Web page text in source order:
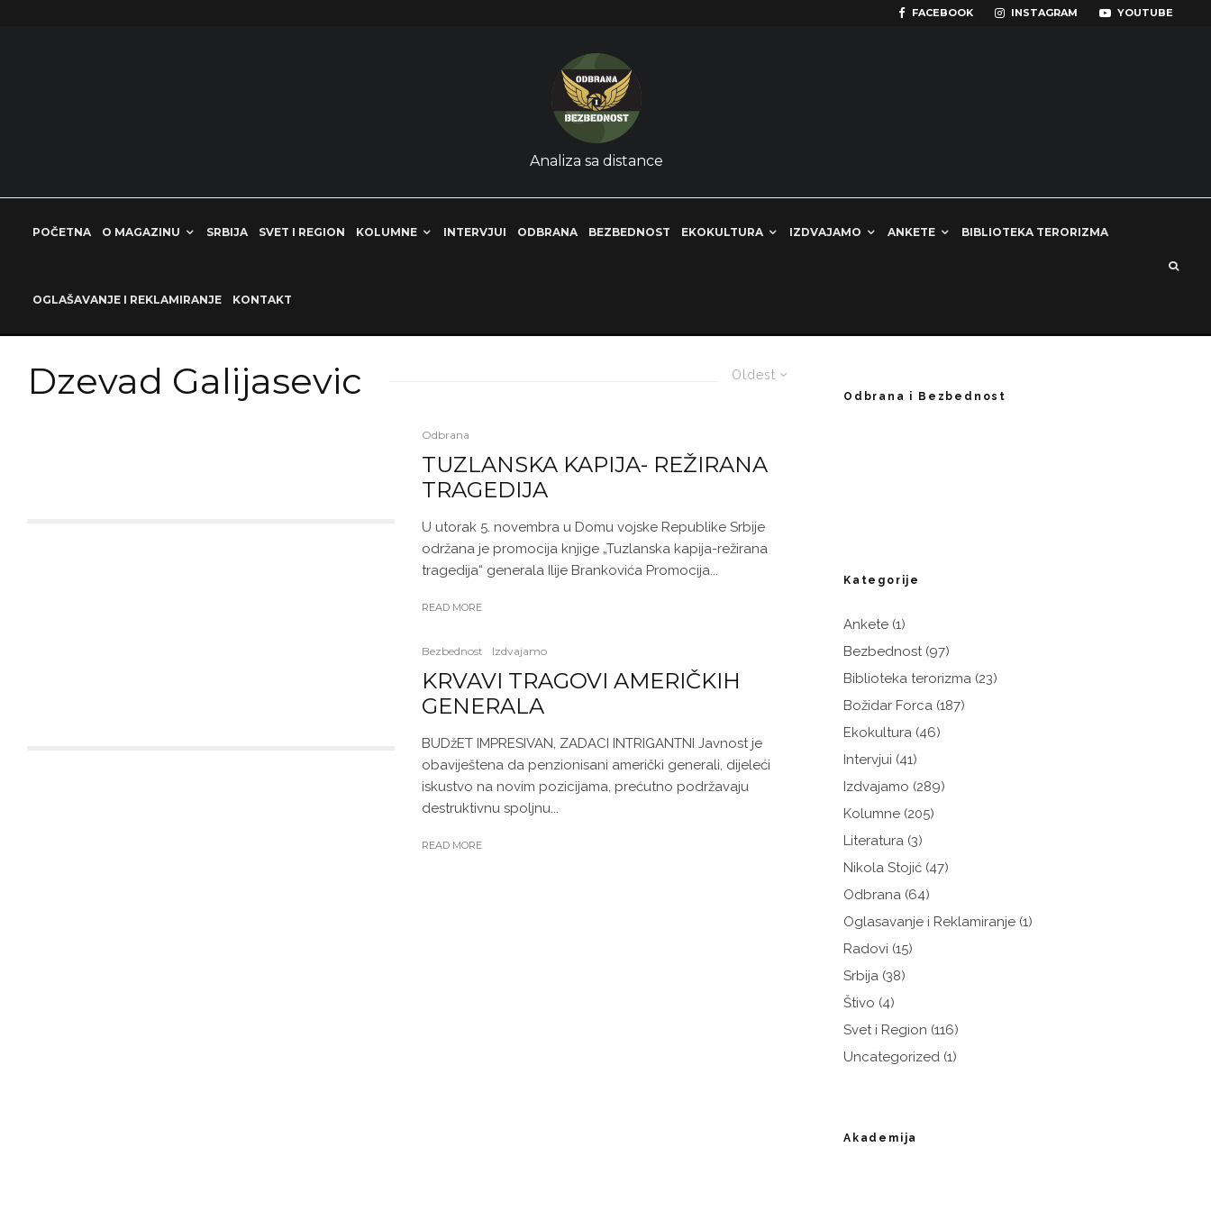
FACEBOOK INSTAGRAM YOUTUBE
Analiza sa distance
POČETNA O MAGAZINU SRBIJA SVET I REGION KOLUMNE INTERVJUI ODBRANA BEZBEDNOST EKOKULTURA IZDVAJAMO ANKETE BIBLIOTEKA TERORIZMA
OGLAŠAVANJE I REKLAMIRANJE KONTAKT
Oldest
Dzevad Galijasevic
Odbrana
TUZLANSKA KAPIJA- REŽIRANA
TRAGEDIJA
U utorak 5. novembra u Domu vojske Republike Srbije
održana je promocija knjige „Tuzlanska kapija-režirana
tragedija“ generala Ilije Brankovića Promocija...
READ MORE
Bezbednost Izdvajamo
KRVAVI TRAGOVI AMERIČKIH
GENERALA
BUDžET IMPRESIVAN, ZADACI INTRIGANTNI Javnost je
obaviještena da penzionisani američki generali, dijeleći
iskustvo na novim pozicijama, prećutno podržavaju
destruktivnu spoljnu...
READ MORE
Odbrana i Bezbednost
Kategorije
Ankete (1)
Bezbednost(97)
Biblioteka terorizma (23)
Božidar Forca (187)
Ekokultura (46)
Intervjui (41)
Izdvajamo (289)
Kolumne (205)
Literatura (3)
Nikola Stojić (47)
Odbrana (64)
Oglasavanje i Reklamiranje (1)
Radovi (15)
Srbija (38)
Štivo (4)
Svet i Region (116)
Uncategorized (1)
Akademija